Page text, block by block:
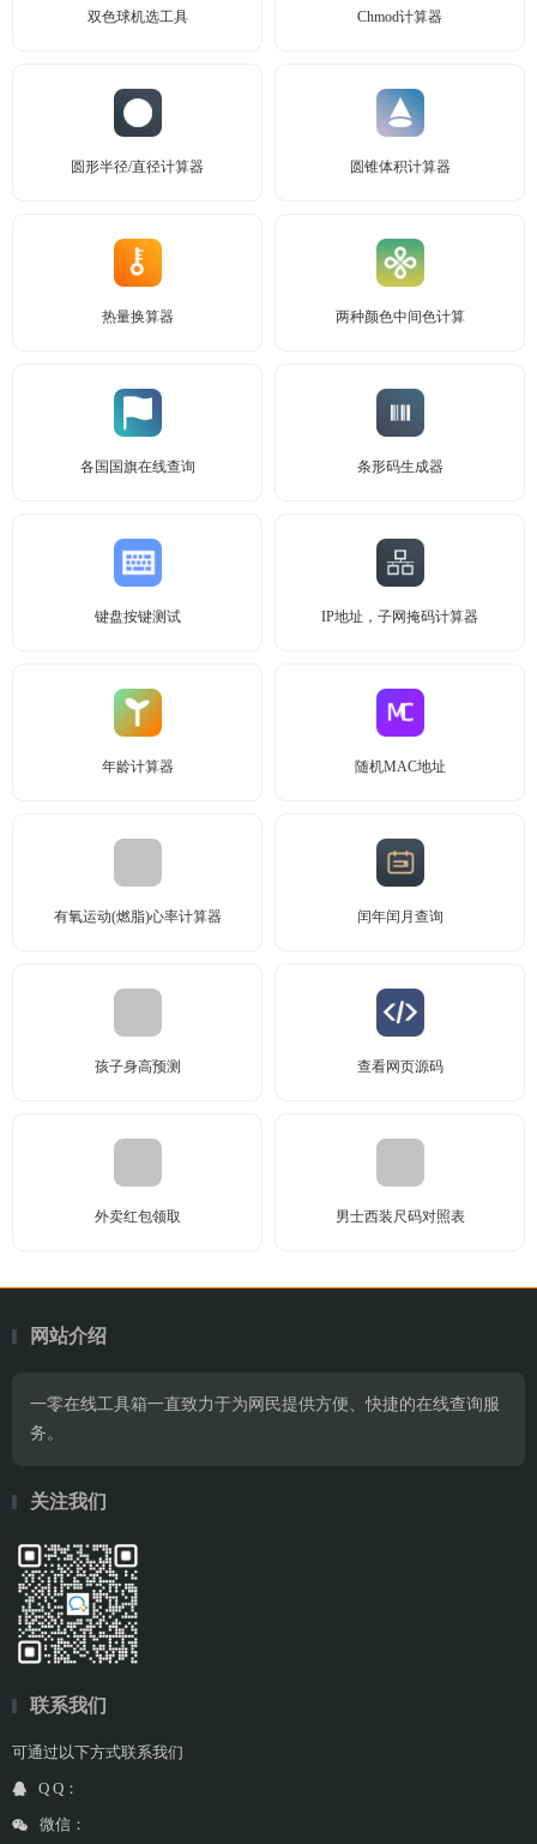
双色球机选工具 Chmod计算器
圆形半径/直径计算器 圆锥体积计算器
热量换算器 两种颜色中间色计算
各国国旗在线查询 条形码生成器
键盘按键测试 IP地址，子网掩码计算器
年龄计算器 随机MAC地址
有氧运动(燃脂)心率计算器 闰年闰月查询
孩子身高预测 查看网页源码
外卖红包领取 男士西装尺码对照表
网站介绍
一零在线工具箱一直致力于为网民提供方便、快捷的在线查询服
务。
关注我们
联系我们
可通过以下方式联系我们
Q Q：
微信：